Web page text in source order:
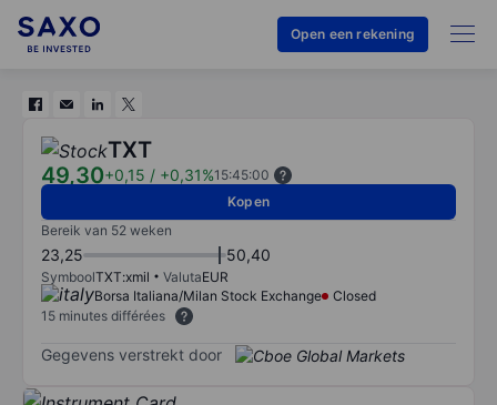
Open een rekening
TXT
49,30+0,15 / +0,31%15:45:00
Kopen
Bereik van 52 weken
23,25 50,40
SymboolTXT:xmil ValutaEUR
Borsa Italiana/Milan Stock Exchange
Closed
15 minutes différées
Gegevens verstrekt door